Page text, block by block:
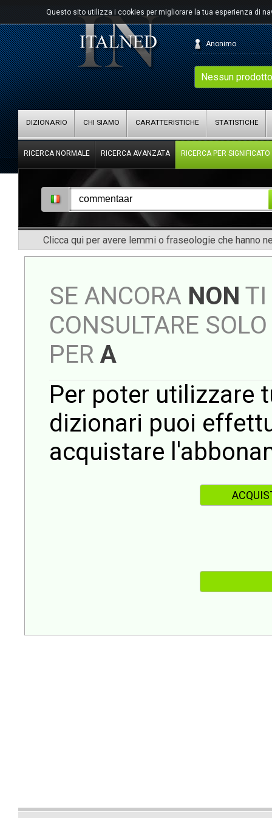
Questo sito utilizza i cookies per migliorare la tua esperienza di
Nessun
Anonimo
DIZIONARIO CHI SIAMO CARATTERISTICHE STATISTICHE
RICERCA NORMALE RICERCA AVANZATA RICERCA PER SIGNIFICATO
Clicca qui per avere lemmi o fraseologie che hanno
SE ANCORA NON TI
CONSULTARE
PER A
Per poter utilizzare
dizionari puoi
acquistare